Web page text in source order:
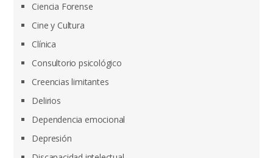
Ciencia Forense
Cine y Cultura
Clínica
Consultorio psicológico
Creencias limitantes
Delirios
Dependencia emocional
Depresión